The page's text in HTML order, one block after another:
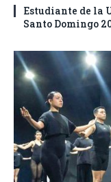
Estudiante de la
Santo Domingo